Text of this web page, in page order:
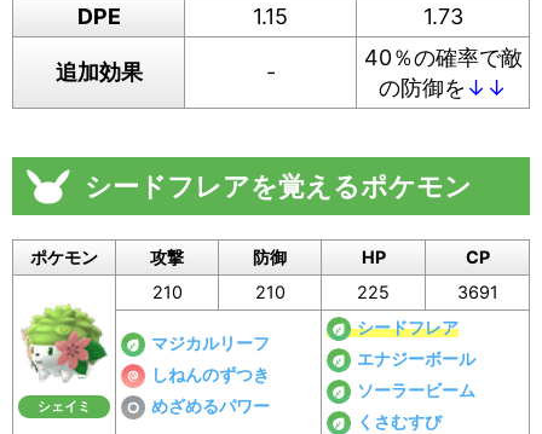
DPE
1.15 1.73
追加効果 -
40％の確率で敵
の防御を ↓↓
シードフレアを覚えるポケモン
ポケモン 攻撃 防御 HP CP
シェイミ
210 210 225 3691
マジカルリーフ
しねんのずつき
めざめるパワー
シードフレア
エナジーボール
ソーラービーム
くさむすび